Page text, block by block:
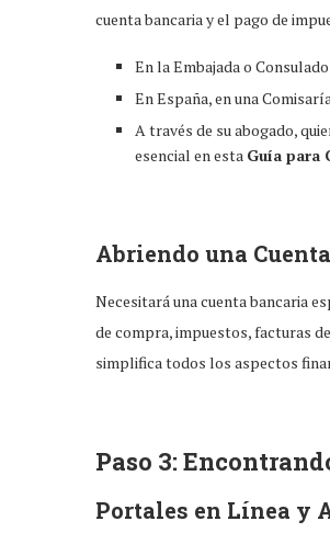
cuenta bancaria y el pago de
En la Embajada o
En España, en una
A través de su abogado,
esencial en esta Guía para
Abriendo una
Necesitará una cuenta bancaria
de compra, impuestos, facturas
simplifica todos los aspectos
Paso 3:
Portales en Línea y